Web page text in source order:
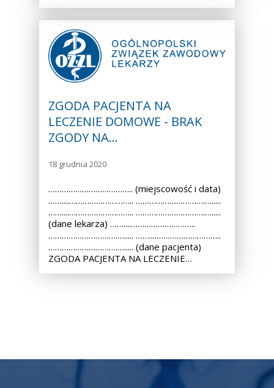
ZGODA PACJENTA NA
LECZENIE DOMOWE - BRAK
ZGODY NA…
18 grudnia 2020
……………………………….. (miejscowość i data)
……....……………………….. ………………………….….....
……....……………………….. ………………………….….....
(dane lekarza) ……....………………………..
………………………….…..... ……....………………………..
………………………….…..... (dane pacjenta)
ZGODA PACJENTA NA LECZENIE…